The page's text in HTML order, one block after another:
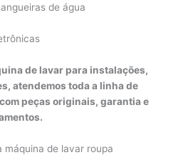
de água
de lavar para instalações,
atendemos toda a linha de
peças originais, garantia e
máquina de lavar roupa